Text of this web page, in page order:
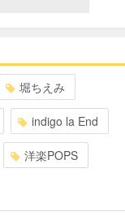
堀ちえみ
indigo la End
洋楽POPS